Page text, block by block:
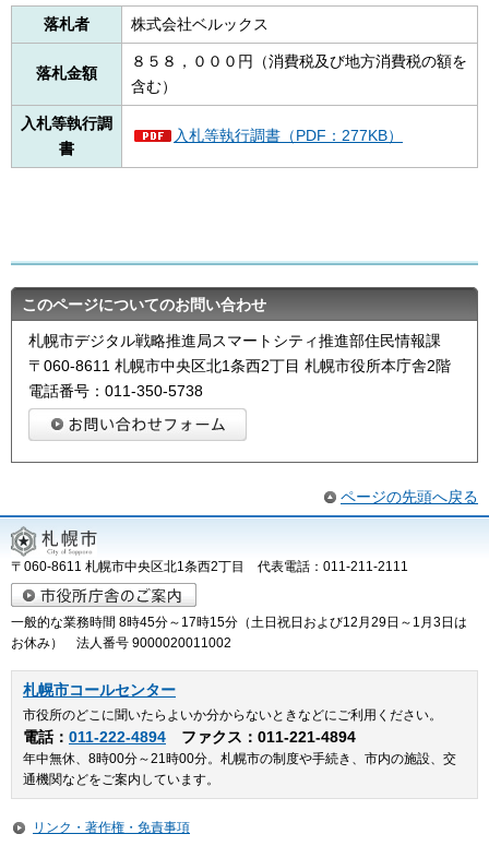
落札者 株式会社ベルックス
落札金額
８５８，０００円（消費税及び地方消費税の額を
含む）
入札等執行調
書
入札等執行調書（PDF：277KB）
このページについてのお問い合わせ
札幌市デジタル戦略推進局スマートシティ推進部住民情報課
〒060-8611 札幌市中央区北1条西2丁目 札幌市役所本庁舎2階
電話番号：011-350-5738
ページの先頭へ戻る
〒060-8611 札幌市中央区北1条西2丁目 代表電話：011-211-2111
一般的な業務時間 8時45分～17時15分（土日祝日および12月29日～1月3日は
お休み） 法人番号 9000020011002
札幌市コールセンター
市役所のどこに聞いたらよいか分からないときなどにご利用ください。
電話： 011-222-4894 ファクス：011-221-4894
年中無休、8時00分～21時00分。札幌市の制度や手続き、市内の施設、交
通機関などをご案内しています。
リンク・著作権・免責事項